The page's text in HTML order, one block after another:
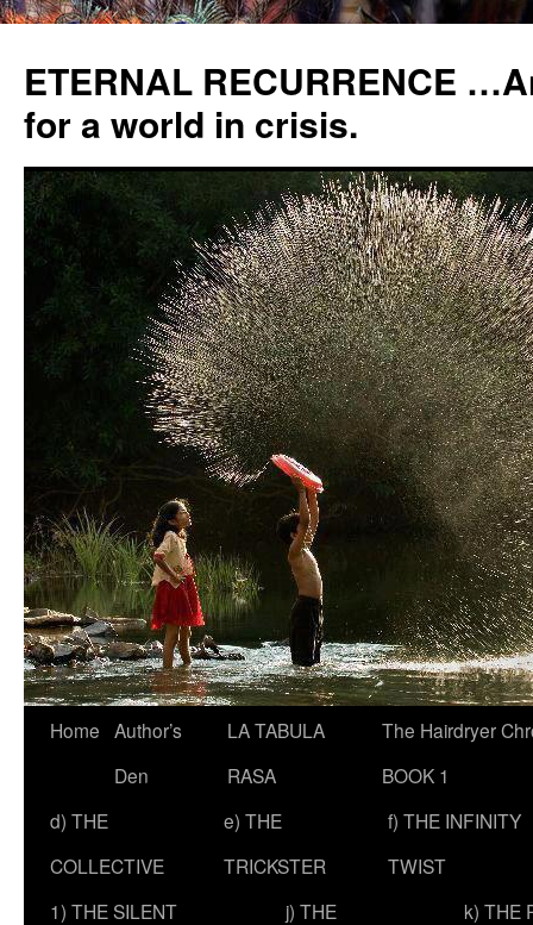
ETERNAL RECURRENCE
for a world in crisis.
Skip
content
Home Author’s
Den
LA TABULA
RASA
The Hairdryer
BOOK 1
d) THE
COLLECTIVE
e) THE
TRICKSTER
f) THE INFINITY
TWIST
1) THE SILENT
j) THE
k) THE